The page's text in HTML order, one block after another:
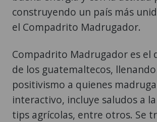
construyendo un país más
el Compadrito Madrugador.
Compadrito Madrugador es el
de los guatemaltecos,
positivismo a quienes
interactivo, incluye saludos a
tips agrícolas, entre otros. Se